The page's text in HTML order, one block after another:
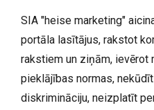
SIA "heise marketing"
portāla lasītājus, rakstot
rakstiem un ziņām, ievērot
pieklājības normas,
diskrimināciju, neizplatīt